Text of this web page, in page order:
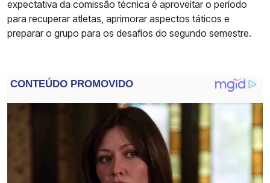
expectativa da comissão técnica é aproveitar o período
para recuperar atletas, aprimorar aspectos táticos e
preparar o grupo para os desafios do segundo semestre.